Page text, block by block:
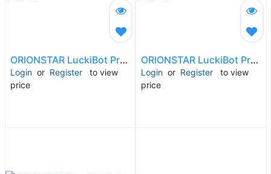
ORIONSTAR LuckiBot Pro Carry1 - 智能服务机器人（含扩展坞）
Loginor Register
to view
price
ORIONSTAR LuckiBot Pro Carry3 - 智能服务机器人（含扩展坞）
Login or Register
to view
price